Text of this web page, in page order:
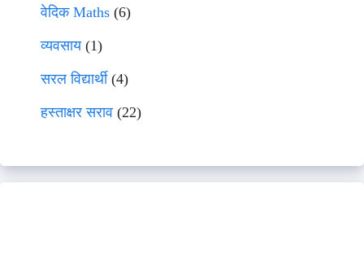
वेदिक Maths (6)
व्यवसाय(1)
सरल विद्यार्थी(4)
हस्ताक्षर सराव (22)